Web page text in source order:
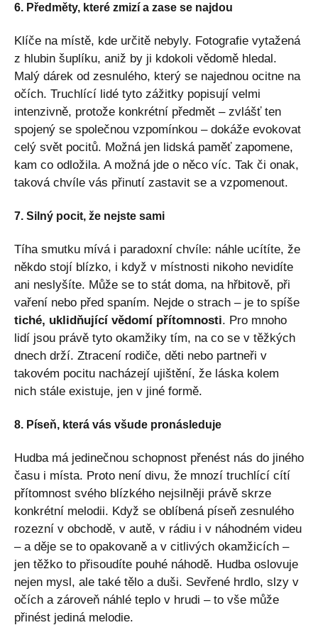
6. Předměty, které zmizí a zase se najdou
Klíče na místě, kde určitě nebyly. Fotografie vytažená
z hlubin šuplíku, aniž by ji kdokoli vědomě hledal.
Malý dárek od zesnulého, který se najednou ocitne na
očích. Truchlící lidé tyto zážitky popisují velmi
intenzivně, protože konkrétní předmět – zvlášť ten
spojený se společnou vzpomínkou – dokáže evokovat
celý svět pocitů. Možná jen lidská paměť zapomene,
kam co odložila. A možná jde o něco víc. Tak či onak,
taková chvíle vás přinutí zastavit se a vzpomenout.
7. Silný pocit, že nejste sami
Tíha smutku mívá i paradoxní chvíle: náhle ucítíte, že
někdo stojí blízko, i když v místnosti nikoho nevidíte
ani neslyšíte. Může se to stát doma, na hřbitově, při
vaření nebo před spaním. Nejde o strach – je to spíše
tiché, uklidňující vědomí přítomnosti. Pro mnoho
lidí jsou právě tyto okamžiky tím, na co se v těžkých
dnech drží. Ztracení rodiče, děti nebo partneři v
takovém pocitu nacházejí ujištění, že láska kolem
nich stále existuje, jen v jiné formě.
8. Píseň, která vás všude pronásleduje
Hudba má jedinečnou schopnost přenést nás do jiného
času i místa. Proto není divu, že mnozí truchlící cítí
přítomnost svého blízkého nejsilněji právě skrze
konkrétní melodii. Když se oblíbená píseň zesnulého
rozezní v obchodě, v autě, v rádiu i v náhodném videu
– a děje se to opakovaně a v citlivých okamžicích –
jen těžko to přisoudíte pouhé náhodě. Hudba oslovuje
nejen mysl, ale také tělo a duši. Sevřené hrdlo, slzy v
očích a zároveň náhlé teplo v hrudi – to vše může
přinést jediná melodie.